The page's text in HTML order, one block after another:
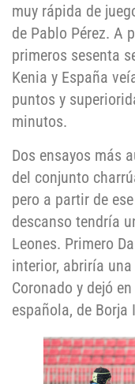
muy rápida de
de Pablo Pérez. A
primeros sesenta
Kenia y España
puntos y
minutos.
Dos ensayos más
del conjunto
pero a partir de
descanso tendría
Leones. Primero
interior, abriría
Coronado y dejó
española, de Borja